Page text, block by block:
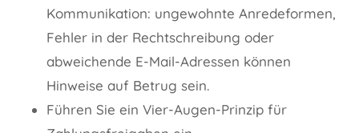
Kommunikation: ungewohnte Anredeformen,
Fehler in der Rechtschreibung oder
abweichende E-Mail-Adressen können
Hinweise auf Betrug sein.
Führen Sie ein Vier-Augen-Prinzip für